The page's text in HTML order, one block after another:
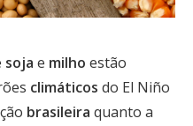
soja e milho estão
climáticos do El Niño
brasileira quanto a